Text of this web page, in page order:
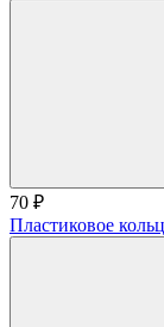
70 ₽
Пластиковое